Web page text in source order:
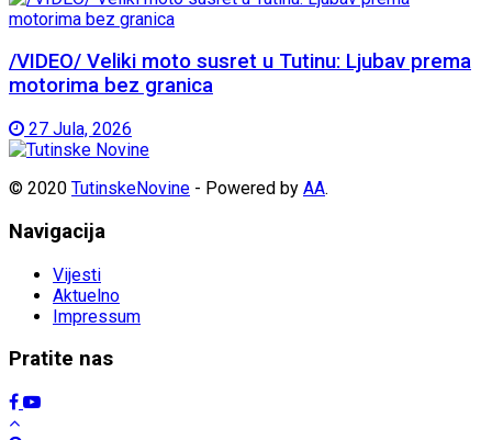
/VIDEO/ Veliki moto susret u Tutinu: Ljubav prema
motorima bez granica
27 Jula, 2026
© 2020 TutinskeNovine - Powered by AA.
Navigacija
Vijesti
Aktuelno
Impressum
Pratite nas